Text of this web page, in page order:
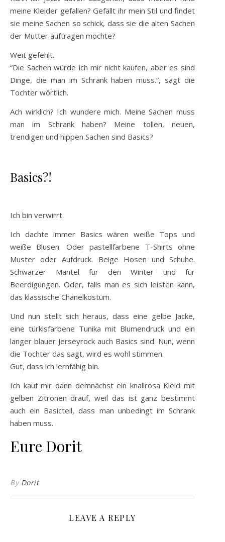
meine Kleider gefallen? Gefällt ihr mein Stil und findet
sie meine Sachen so schick, dass sie die alten Sachen
der Mutter auftragen möchte?
Weit gefehlt.
“Die Sachen würde ich mir nicht kaufen, aber es sind
Dinge, die man im Schrank haben muss.”, sagt die
Tochter wörtlich.
Ach wirklich? Ich wundere mich. Meine Sachen muss
man im Schrank haben? Meine tollen, neuen,
trendigen und hippen Sachen sind Basics?
Basics?!
Ich bin verwirrt.
Ich dachte immer Basics wären weiße Tops und
weiße Blusen. Oder pastellfarbene T-Shirts ohne
Muster oder Aufdruck. Beige Hosen und Schuhe.
Schwarzer Mantel für den Winter und für
Beerdigungen. Oder, falls man es sich leisten kann,
das klassische Chanelkostüm.
Und nun stellt sich heraus, dass eine gelbe Jacke,
eine türkisfarbene Tunika mit Blumendruck und ein
langer blauer Jerseyrock auch Basics sind. Nun, wenn
die Tochter das sagt, wird es wohl stimmen.
Gut, dass ich lernfähig bin.
Ich kauf mir dann demnächst ein knallrosa Kleid mit
gelben Zitronen drauf, weil das ist ganz bestimmt
auch ein Basicteil, dass man unbedingt im Schrank
haben muss.
Eure Dorit
By Dorit
LEAVE A REPLY